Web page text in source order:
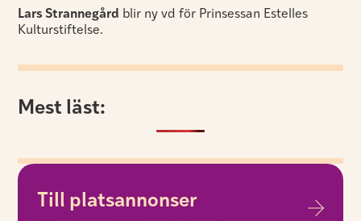
Lars Strannegård blir ny vd för Prinsessan Estelles
Kulturstiftelse.
Mest läst:
Till platsannonser